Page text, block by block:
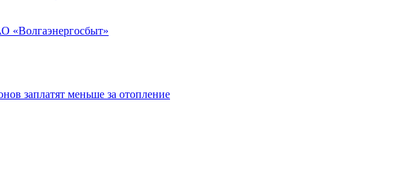
«Волгаэнергосбыт»
заплатят меньше за отопление